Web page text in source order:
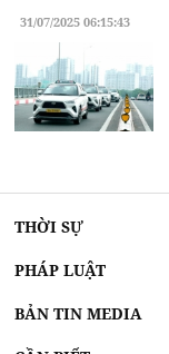
31/07/2025 06:15:43
THỜI SỰ
PHÁP LUẬT
BẢN TIN MEDIA